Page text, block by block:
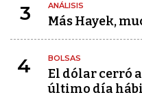
3 ANÁLISIS
Más Hayek,
4 BOLSAS
El dólar cerró
último día